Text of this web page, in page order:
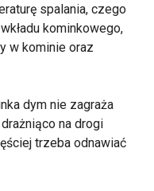
spalania, czego
kominkowego,
w kominie oraz
dym nie zagraża
na drogi
trzeba odnawiać